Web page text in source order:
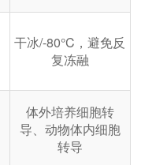
干冰/-80°C，避免反
复冻融
体外培养细胞转
导、动物体内细胞
转导